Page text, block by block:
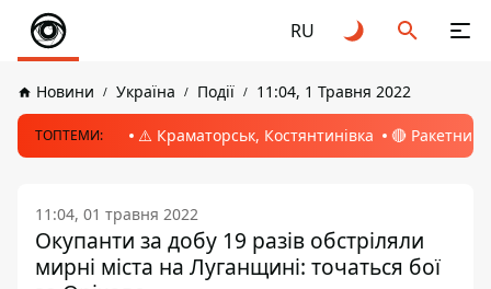
RU
Новини Україна Події 11:04, 1 Травня 2022
ТОПТЕМИ: ⚠️ Краматорськ, Костянтинівка 🔴 Ракетний
11:04, 01 травня 2022
Окупанти за добу 19 разів обстріляли
мирні міста на Луганщині: точаться бої